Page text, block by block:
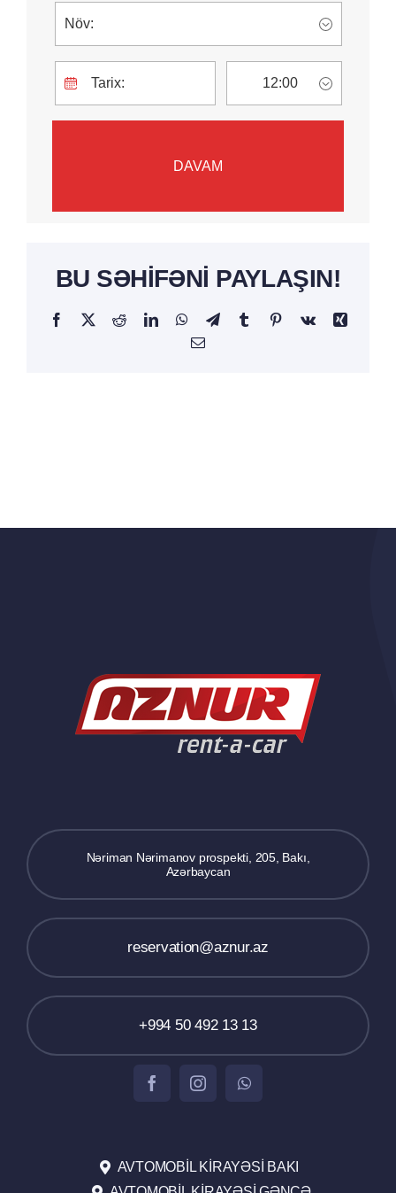
BU SƏHIFƏNI PAYLAŞIN!
Facebook
TwitterRedditLinkedInWhatsApp
TelegramTumblrPinterestVk
Xing
Email
Nəriman Nərimanov prospekti, 205, Bakı,
Azərbaycan
reservation@aznur.az
+994 50 492 13 13
AVTOMOBIL KIRAYƏSI BAKI